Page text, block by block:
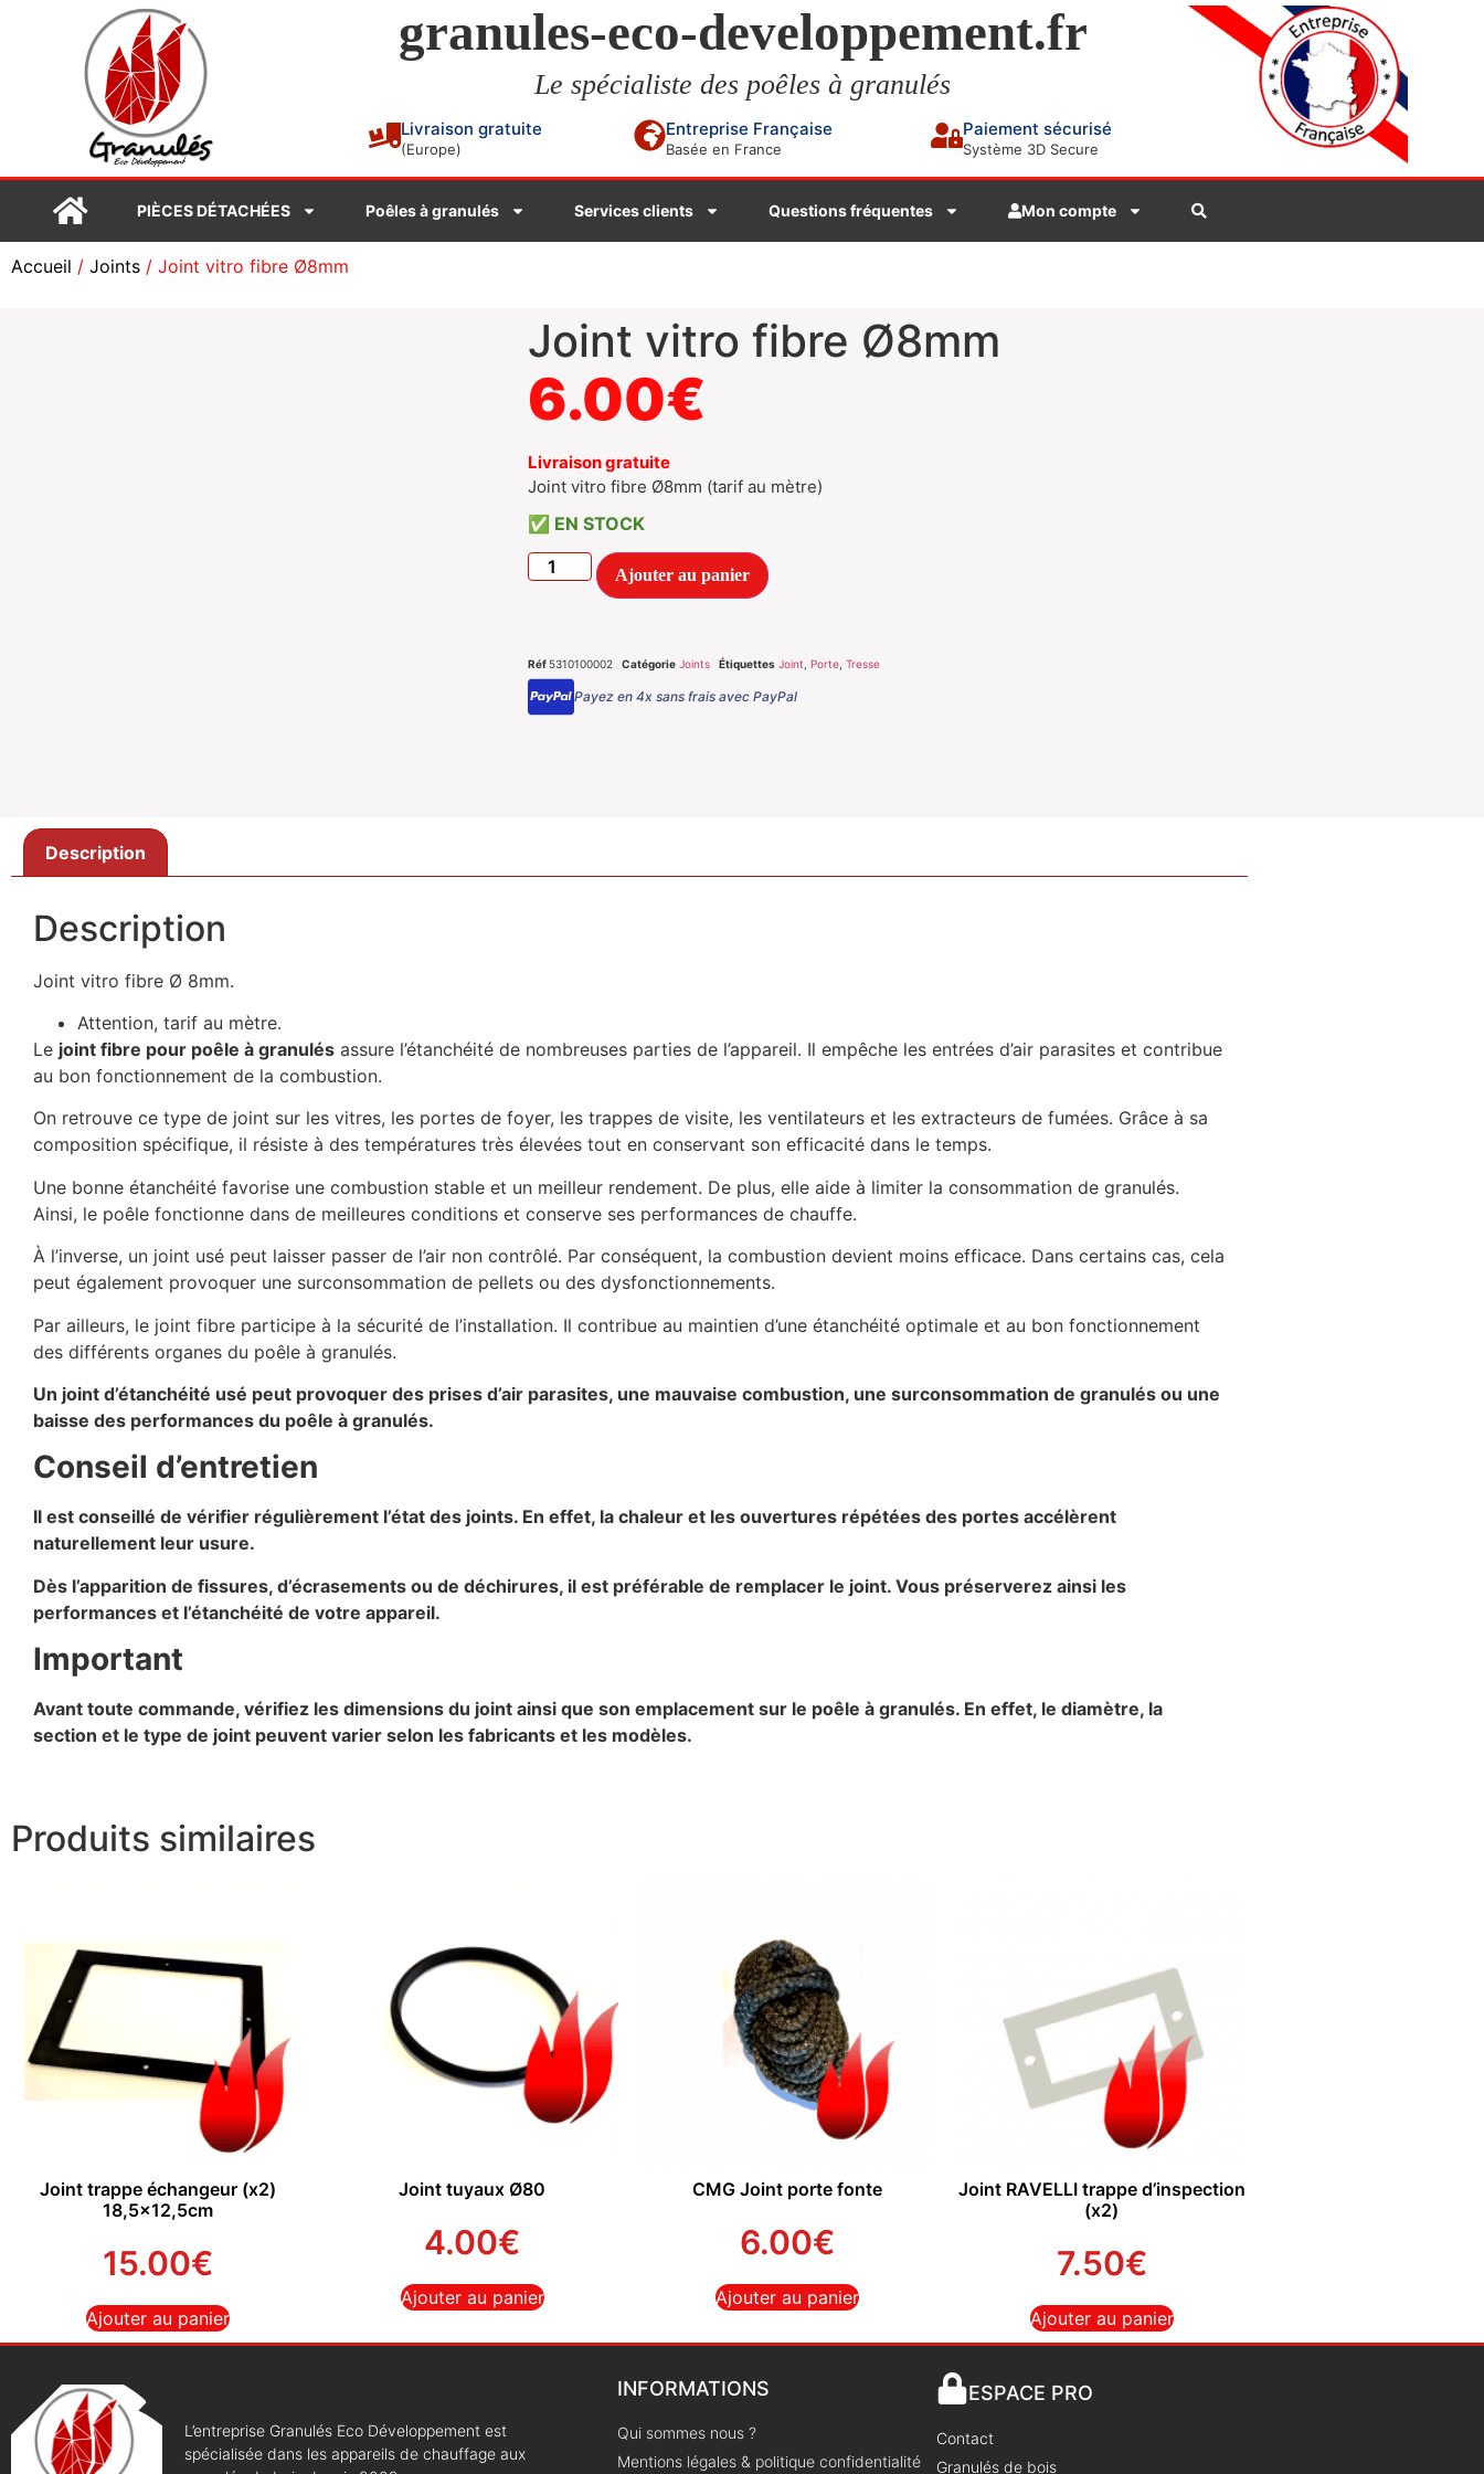
granules-eco-developpement.fr
Le spécialiste des poêles à granulés
Livraison gratuite
(Europe)
Entreprise Française
Basée en France
Paiement sécurisé
Système 3D Secure
PIÈCES DÉTACHÉES Poêles à granulés Services clients Questions fréquentes Mon compte
Accueil / Joints / Joint vitro fibre Ø8mm
Joint vitro fibre Ø8mm
6.00€
Livraison gratuite
Joint vitro fibre Ø8mm (tarif au mètre)
EN STOCK
Ajouter au panier
Réf 5310100002 Catégorie Joints Étiquettes Joint Porte Tresse
Payez en 4x sans frais avec PayPal
Description
Description
Joint vitro fibre Ø 8mm.
Attention, tarif au mètre.
Le joint fibre pour poêle à granulés assure l’étanchéité de nombreuses parties de l’appareil. Il empêche les entrées d’air parasites et contribue
au bon fonctionnement de la combustion.
On retrouve ce type de joint sur les vitres, les portes de foyer, les trappes de visite, les ventilateurs et les extracteurs de fumées. Grâce à sa
composition spécifique, il résiste à des températures très élevées tout en conservant son efficacité dans le temps.
Une bonne étanchéité favorise une combustion stable et un meilleur rendement. De plus, elle aide à limiter la consommation de granulés.
Ainsi, le poêle fonctionne dans de meilleures conditions et conserve ses performances de chauffe.
À l’inverse, un joint usé peut laisser passer de l’air non contrôlé. Par conséquent, la combustion devient moins efficace. Dans certains cas, cela
peut également provoquer une surconsommation de pellets ou des dysfonctionnements.
Par ailleurs, le joint fibre participe à la sécurité de l’installation. Il contribue au maintien d’une étanchéité optimale et au bon fonctionnement
des différents organes du poêle à granulés.
Un joint d’étanchéité usé peut provoquer des prises d’air parasites, une mauvaise combustion, une surconsommation de granulés ou une
baisse des performances du poêle à granulés.
Conseil d’entretien
Il est conseillé de vérifier régulièrement l’état des joints. En effet, la chaleur et les ouvertures répétées des portes accélèrent
naturellement leur usure.
Dès l’apparition de fissures, d’écrasements ou de déchirures, il est préférable de remplacer le joint. Vous préserverez ainsi les
performances et l’étanchéité de votre appareil.
Important
Avant toute commande, vérifiez les dimensions du joint ainsi que son emplacement sur le poêle à granulés. En effet, le diamètre, la
section et le type de joint peuvent varier selon les fabricants et les modèles.
Produits similaires
Joint trappe échangeur (x2)
18,5×12,5cm
15.00€
Ajouter au panier
Joint tuyaux Ø80
4.00€
Ajouter au panier
CMG Joint porte fonte
6.00€
Ajouter au panier
Joint RAVELLI trappe d’inspection
(x2)
7.50€
Ajouter au panier
L’entreprise Granulés Eco Développement est
spécialisée dans les appareils de chauffage aux
INFORMATIONS
Qui sommes nous ?
Mentions légales & politique confidentialité
ESPACE PRO
Contact
Granulés de bois